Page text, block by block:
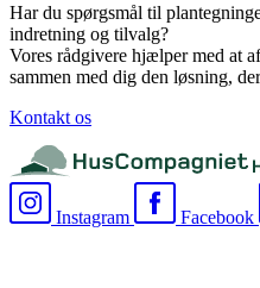
Har du spørgsmål til
indretning og tilvalg?
Vores rådgivere hjælper med at
sammen med dig den løsning,
Kontakt os
Instagram Facebook